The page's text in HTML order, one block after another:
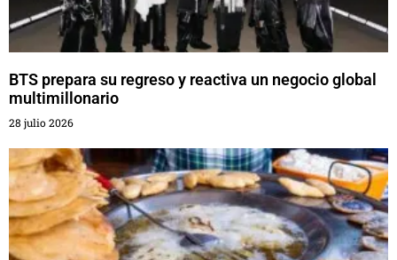
BTS prepara su regreso y reactiva un negocio global
multimillonario
28 julio 2026